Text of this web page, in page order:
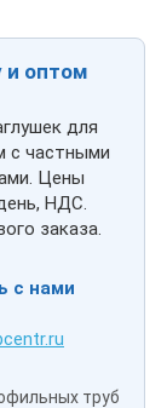
и оптом
для
с частными
Цены
НДС.
заказа.
с нами
труб